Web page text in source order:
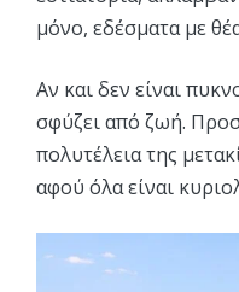
μόνο, εδέσματα με
Αν και δεν είναι
σφύζει από ζωή.
πολυτέλεια της
αφού όλα είναι